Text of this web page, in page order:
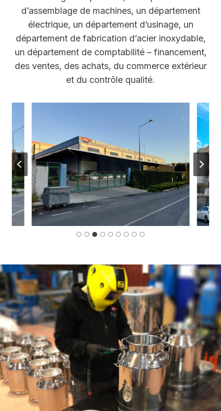
d’assemblage de machines, un département
électrique, un département d’usinage, un
département de fabrication d’acier inoxydable,
un département de comptabilité – financement,
des ventes, des achats, du commerce extérieur
et du contrôle qualité.